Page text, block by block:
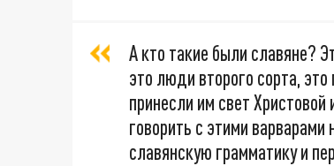
А кто такие были славяне?
это люди второго сорта,
принесли им свет
говорить с этими
славянскую грамматику и